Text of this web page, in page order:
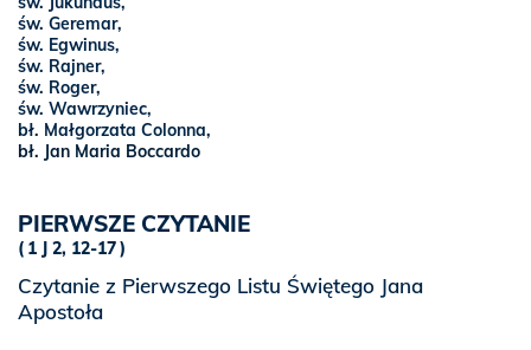
św. Geremar,
św. Egwinus,
św. Rajner,
św. Roger,
św. Wawrzyniec,
bł. Małgorzata Colonna,
bł. Jan Maria Boccardo
PIERWSZE CZYTANIE
1 J 2, 12-17
Czytanie z Pierwszego Listu Świętego Jana
Apostoła